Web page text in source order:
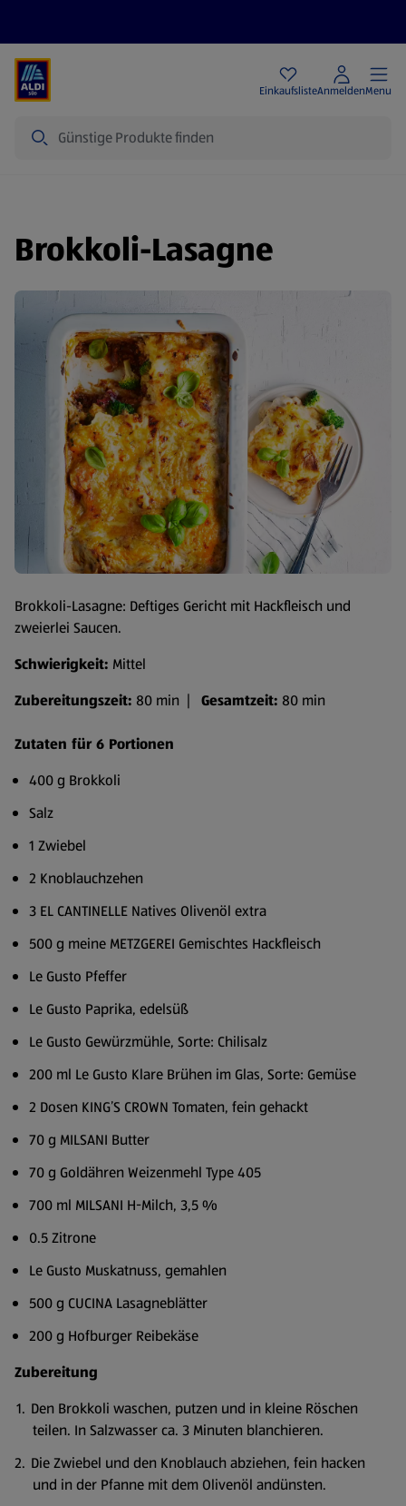
EinkaufslisteAnmeldenMenu
Brokkoli-Lasagne
Brokkoli-Lasagne: Deftiges Gericht mit Hackfleisch und
zweierlei Saucen.
Schwierigkeit: Mittel
Zubereitungszeit: 80 min | Gesamtzeit: 80 min
Zutaten für 6 Portionen
400 g Brokkoli
Salz
1 Zwiebel
2 Knoblauchzehen
3 EL CANTINELLE Natives Olivenöl extra
500 g meine METZGEREI Gemischtes Hackfleisch
Le Gusto Pfeffer
Le Gusto Paprika, edelsüß
Le Gusto Gewürzmühle, Sorte: Chilisalz
200 ml Le Gusto Klare Brühen im Glas, Sorte: Gemüse
2 Dosen KING’S CROWN Tomaten, fein gehackt
70 g MILSANI Butter
70 g Goldähren Weizenmehl Type 405
700 ml MILSANI H-Milch, 3,5 %
0.5 Zitrone
Le Gusto Muskatnuss, gemahlen
500 g CUCINA Lasagneblätter
200 g Hofburger Reibekäse
Zubereitung
Den Brokkoli waschen, putzen und in kleine Röschen
teilen. In Salzwasser ca. 3 Minuten blanchieren.
Die Zwiebel und den Knoblauch abziehen, fein hacken
und in der Pfanne mit dem Olivenöl andünsten.